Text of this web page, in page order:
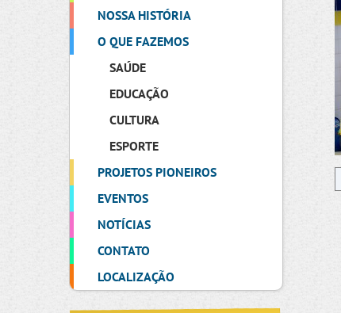
NOSSA HISTÓRIA
O QUE FAZEMOS
SAÚDE
EDUCAÇÃO
CULTURA
ESPORTE
PROJETOS PIONEIROS
EVENTOS
NOTÍCIAS
CONTATO
LOCALIZAÇÃO